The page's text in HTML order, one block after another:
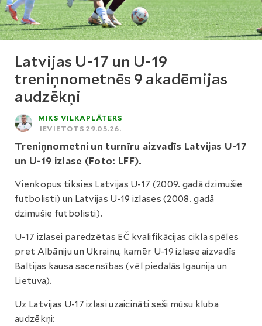
Latvijas U-17 un U-19
treniņnometnēs 9 akadēmijas
audzēkņi
MIKS VILKAPLĀTERS
IEVIETOTS 29.05.26.
Treniņnometni un turnīru aizvadīs Latvijas U-17
un U-19 izlase (Foto: LFF).
Vienkopus tiksies Latvijas U-17 (2009. gadā dzimušie
futbolisti) un Latvijas U-19 izlases (2008. gadā
dzimušie futbolisti).
U-17 izlasei paredzētas EČ kvalifikācijas cikla spēles
pret Albāniju un Ukrainu, kamēr U-19 izlase aizvadīs
Baltijas kausa sacensības (vēl piedalās Igaunija un
Lietuva).
Uz Latvijas U-17 izlasi uzaicināti seši mūsu kluba
audzēkņi: